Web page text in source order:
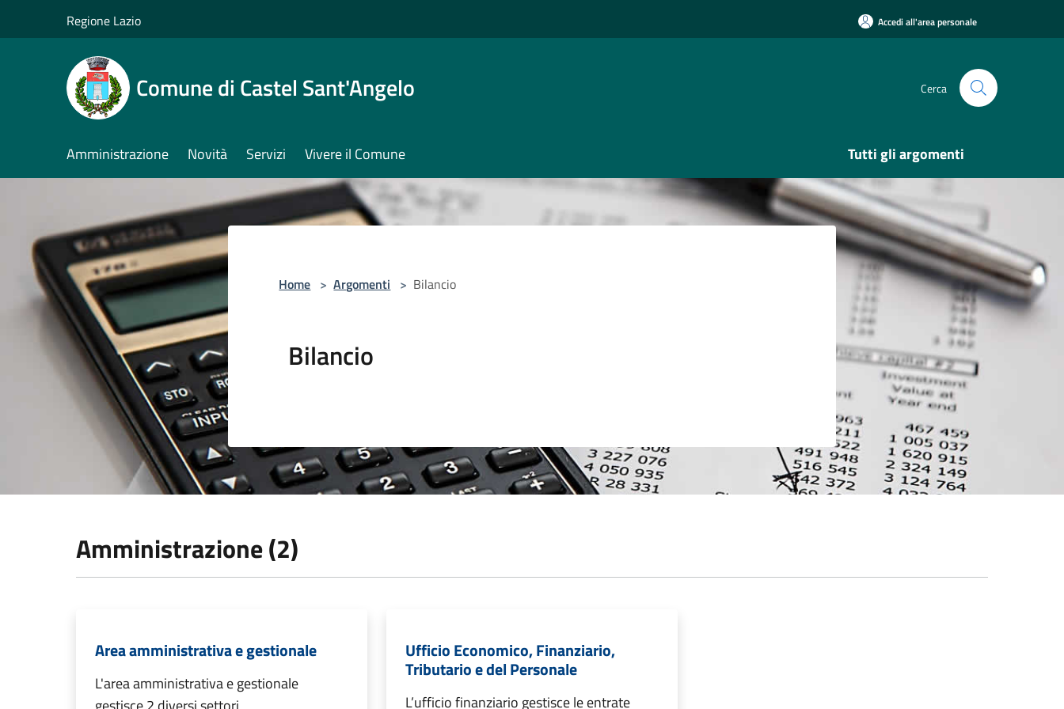
Regione Lazio Accedi all'area personale
Comune di Castel Sant'Angelo Cerca
Amministrazione Novità Servizi Vivere il Comune Tutti gli argomenti
Home > Argomenti > Bilancio
Bilancio
Amministrazione (2)
Area amministrativa e gestionale
L'area amministrativa e gestionale
Ufficio Economico, Finanziario,
Tributario e del Personale
L’ufficio finanziario gestisce le entrate